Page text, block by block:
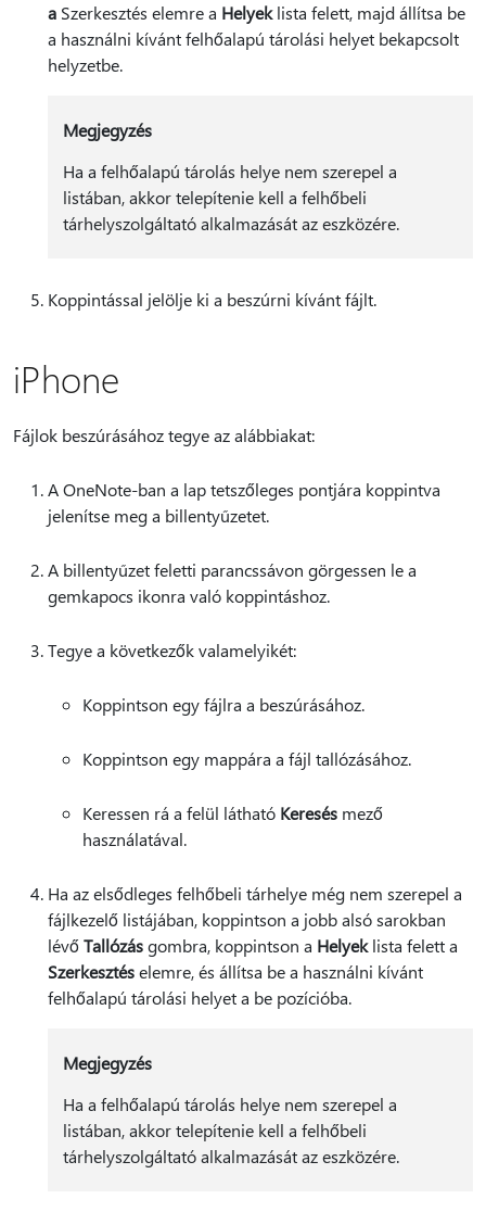
a Szerkesztés elemre a Helyeklista felett, majd állítsa be
a használni kívánt felhőalapú tárolási helyet bekapcsolt
helyzetbe.
Megjegyzés
Ha a felhőalapú tárolás helye nem szerepel a
listában, akkor telepítenie kell a felhőbeli
tárhelyszolgáltató alkalmazását az eszközére.
Koppintással jelölje ki a beszúrni kívánt fájlt.
iPhone
Fájlok beszúrásához tegye az alábbiakat:
A OneNote-ban a lap tetszőleges pontjára koppintva
jelenítse meg a billentyűzetet.
A billentyűzet feletti parancssávon görgessen le a
gemkapocs ikonra való koppintáshoz.
Tegye a következők valamelyikét:
Koppintson egy fájlra a beszúrásához.
Koppintson egy mappára a fájl tallózásához.
Keressen rá a felül látható Keresés mező
használatával.
Ha az elsődleges felhőbeli tárhelye még nem szerepel a
fájlkezelő listájában, koppintson a jobb alsó sarokban
lévőTallózásgombra, koppintson a Helyeklista felett a
Szerkesztéselemre, és állítsa be a használni kívánt
felhőalapú tárolási helyet a be pozícióba.
Megjegyzés
Ha a felhőalapú tárolás helye nem szerepel a
listában, akkor telepítenie kell a felhőbeli
tárhelyszolgáltató alkalmazását az eszközére.